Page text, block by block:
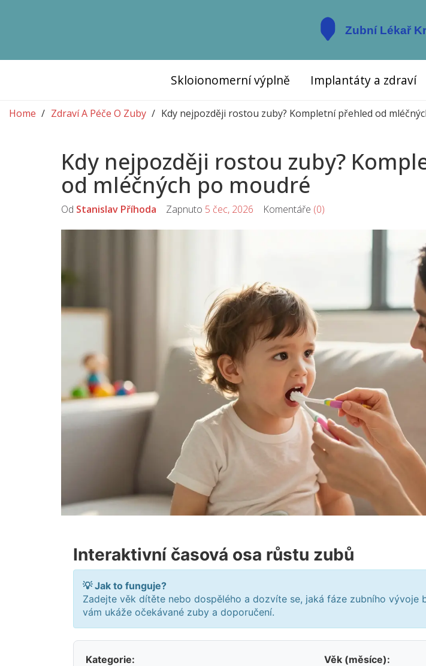
Skloionomerní výplně Implantáty a zdraví
Home Zdraví A Péče O Zuby Kdy nejpozději rostou zuby? Kompletní přehled od
Kdy nejpozději rostou zuby?
od mléčných po moudré
Od Stanislav Příhoda Zapnuto 5 čec, 2026 Komentáře (0)
Interaktivní časová osa růstu zubů
💡 Jak to funguje?
Zadejte věk dítěte nebo dospělého a dozvíte se, jaká fáze zubního vývoje
vám ukáže očekávané zuby a doporučení.
Kategorie: Věk (měsíce):